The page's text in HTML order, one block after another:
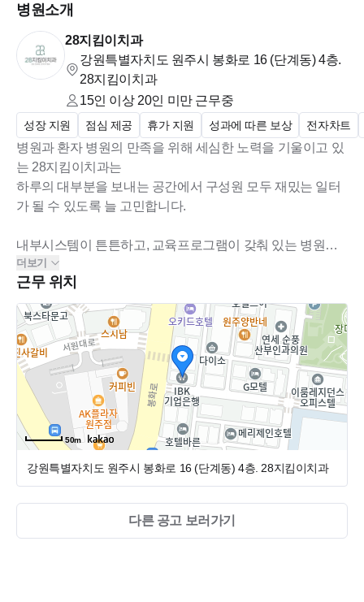
병원소개
28지킴이치과
강원특별자치도 원주시 봉화로 16 (단계동) 4층.
28지킴이치과
15인 이상 20인 미만근무중
성장 지원 점심 제공 휴가 지원 성과에 따른 보상 전자차트
병원과 환자 병원의 만족을 위해 세심한 노력을 기울이고 있
는 28지킴이치과는
하루의 대부분을 보내는 공간에서 구성원 모두 재밌는 일터
가 될 수 있도록 늘 고민합니다.
내부시스템이 튼튼하고, 교육프로그램이 갖춰 있는 병원
장기근속을 자랑하는 병원
신뢰할 수 있는 선배가 있는 병원
최고의 근무환경과 복지가 갖춰져 있는 만큼 망설이지 마시
고 지원해 주시길 바랍니다.
더보기
근무 위치
50m
강원특별자치도 원주시 봉화로 16 (단계동) 4층. 28지킴이치과
다른 공고 보러가기